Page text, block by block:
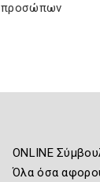
προσώπων
ONLINE
Όλα όσα